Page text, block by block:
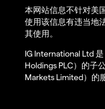
本网站信息不针对美
使用该信息有违当地
其使用。
IG International Ltd
Holdings PLC）的子
Markets Limited）的